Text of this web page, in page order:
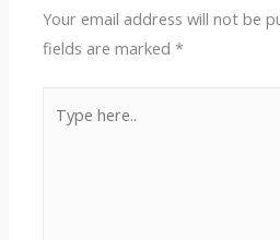
Your email address will not be
fields are marked*
here..